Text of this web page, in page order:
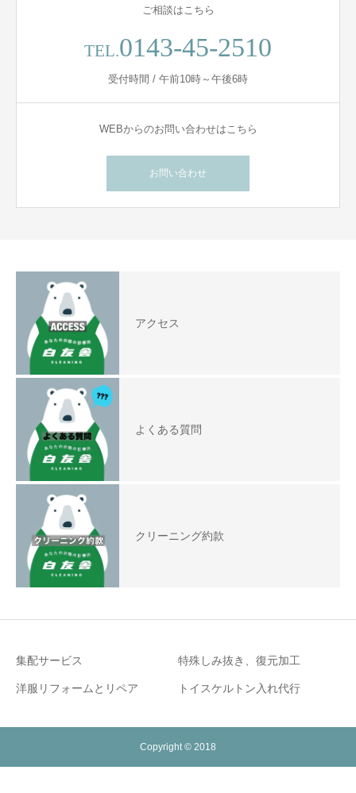
ご相談はこちら
TEL.0143-45-2510
受付時間 / 午前10時～午後6時
WEBからのお問い合わせはこちら
お問い合わせ
アクセス
よくある質問
クリーニング約款
集配サービス 特殊しみ抜き、復元加工
洋服リフォームとリペア トイスケルトン入れ代行
Copyright © 2018